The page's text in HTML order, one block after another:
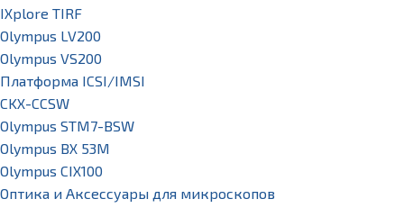
IXplore TIRF
Olympus LV200
Olympus VS200
Платформа ICSI/IMSI
CKX-CCSW
Olympus STM7-BSW
Olympus BX 53M
Olympus CIX100
Оптика и Аксессуары для микроскопов